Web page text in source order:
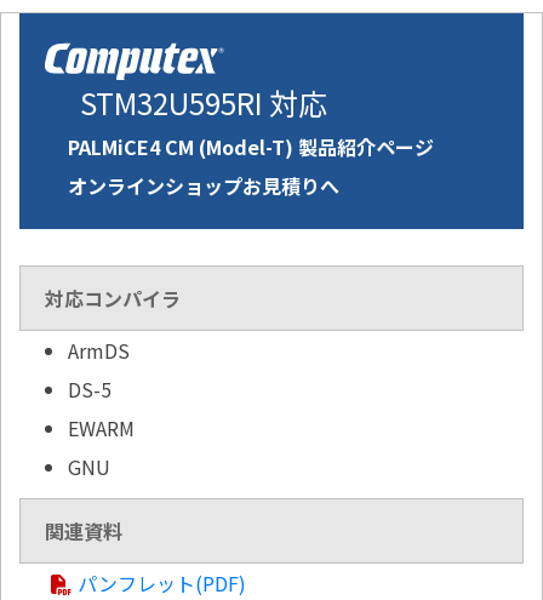
STM32U595RI 対応
PALMiCE4 CM (Model-T) 製品紹介ページ
オンラインショップお見積りへ
対応コンパイラ
ArmDS
DS-5
EWARM
GNU
関連資料
パンフレット(PDF)